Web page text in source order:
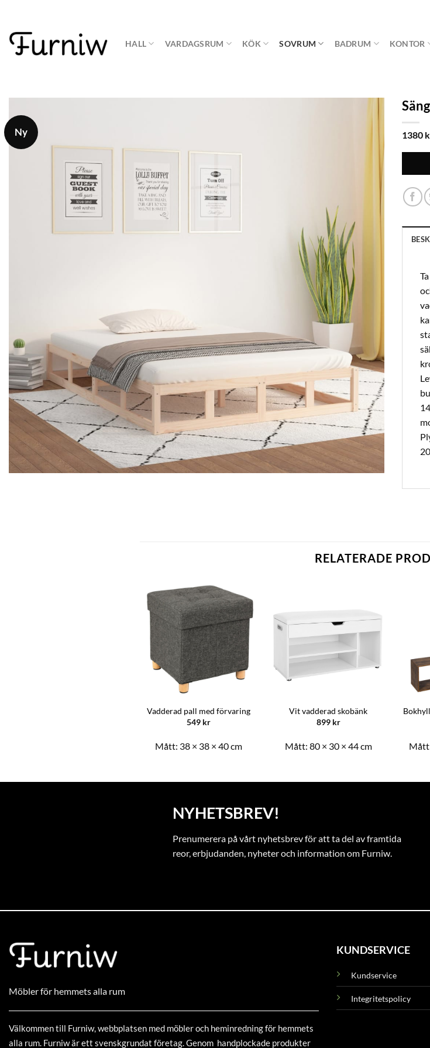
content
HALL VARDAGSRUM KÖK SOVRUM BADRUM KONTOR
Ny 1380
RELATERADE
Vadderad pall med förvaring
549 kr
Mått: 38 × 38 × 40 cm
Vit vadderad skobänk
899 kr
Mått: 80 × 30 × 44 cm
NYHETSBREV!
Prenumerera på vårt nyhetsbrev för att ta del av framtida
reor, erbjudanden, nyheter och information om Furniw.
Möbler för hemmets alla rum
Välkommen till Furniw, webbplatsen med möbler och heminredning för hemmets
alla rum. Furniw är ett svenskgrundat företag. Genom handplockade produkter
KUNDSERVICE
Kundservice
Integritetspolicy